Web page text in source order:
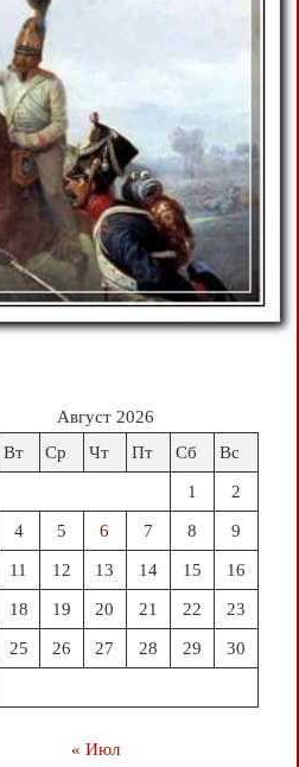
Август 2026
Вт Ср Чт Пт Сб Вс
1 2
4 5 6 7 8 9
11 12 13 14 15 16
18 19 20 21 22 23
25 26 27 28 29 30
« Июл